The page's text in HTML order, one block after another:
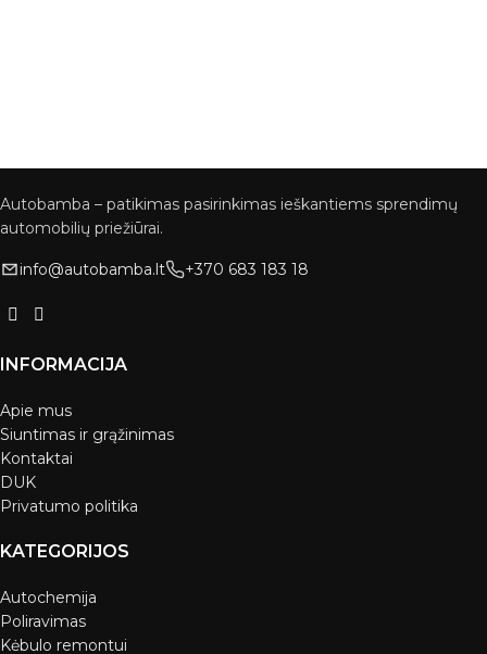
Autobamba – patikimas pasirinkimas ieškantiems sprendimų
automobilių priežiūrai.
info@autobamba.lt +370 683 183 18
INFORMACIJA
Apie mus
Siuntimas ir grąžinimas
Kontaktai
DUK
Privatumo politika
KATEGORIJOS
Autochemija
Poliravimas
Kėbulo remontui